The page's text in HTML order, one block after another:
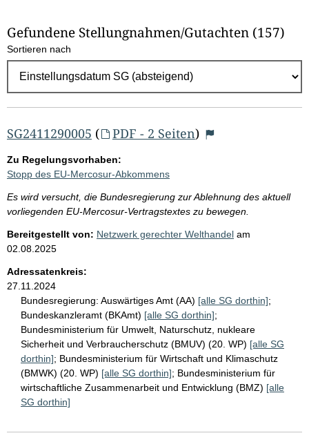
l
E
g
e
b
i
s
s
e
p
r
o
Gefundene Stellungnahmen/⁠Gutachten (157)
Sortieren nach
SG2411290005 ( PDF - 2 Seiten)
Zu Regelungsvorhaben:
Stopp des EU-Mercosur-Abkommens
Es wird versucht, die Bundesregierung zur Ablehnung des aktuell
vorliegenden EU-Mercosur-Vertragstextes zu bewegen.
Bereitgestellt von: Netzwerk gerechter Welthandel am
02.08.2025
Adressatenkreis:
27.11.2024
Bundesregierung: Auswärtiges Amt (AA) [alle SG dorthin];
Bundeskanzleramt (BKAmt) [alle SG dorthin];
Bundesministerium für Umwelt, Naturschutz, nukleare
Sicherheit und Verbraucherschutz (BMUV) (20. WP) [alle SG
dorthin]; Bundesministerium für Wirtschaft und Klimaschutz
(BMWK) (20. WP) [alle SG dorthin]; Bundesministerium für
wirtschaftliche Zusammenarbeit und Entwicklung (BMZ) [alle
SG dorthin]